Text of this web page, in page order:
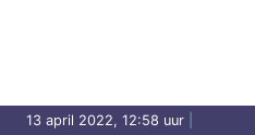
13 april 2022, 12:58 uur